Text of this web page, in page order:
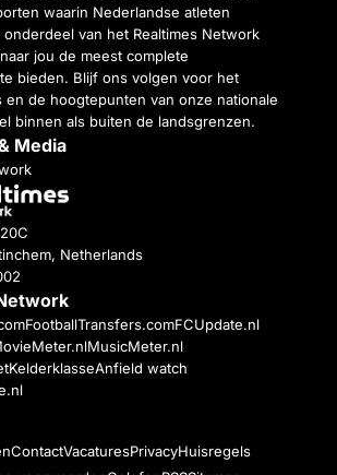
waarin Nederlandse atleten
van het Realtimes Network
jou de meest complete
bieden. Blijf ons volgen voor het
en de hoogtepunten van onze nationale
binnen als buiten de landsgrenzen.
Media
Netherlands
FootballTransfers.comFCUpdate.nl
MusicMeter.nl
KelderklasseAnfield watch
ContactVacaturesPrivacyHuisregels